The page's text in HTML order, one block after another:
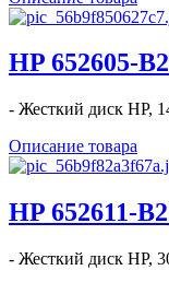
HP 652605-
- Жесткий диск HP,
Описание товара
HP 652611-
- Жесткий диск HP,